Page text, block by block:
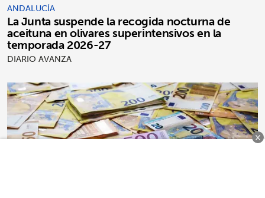
ANDALUCÍA
La Junta suspende la recogida nocturna de
aceituna en olivares superintensivos en la
temporada 2026-27
DIARIO AVANZA
×